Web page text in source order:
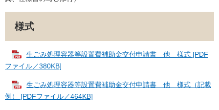
様式
生ごみ処理容器等設置費補助金交付申請書 他 様式 [PDF
ファイル／380KB]
生ごみ処理容器等設置費補助金交付申請書 他 様式（記載
例） [PDFファイル／464KB]